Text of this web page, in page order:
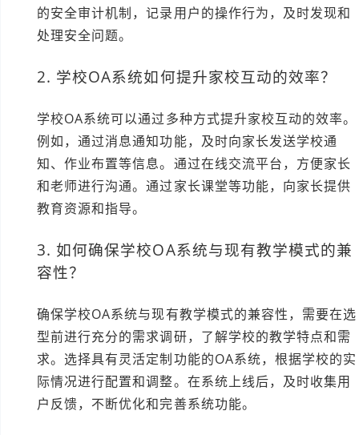
的安全审计机制，记录用户的操作行为，及时发现和
处理安全问题。
2. 学校OA系统如何提升家校互动的效率？
学校OA系统可以通过多种方式提升家校互动的效率。
例如，通过消息通知功能，及时向家长发送学校通
知、作业布置等信息。通过在线交流平台，方便家长
和老师进行沟通。通过家长课堂等功能，向家长提供
教育资源和指导。
3. 如何确保学校OA系统与现有教学模式的兼
容性？
确保学校OA系统与现有教学模式的兼容性，需要在选
型前进行充分的需求调研，了解学校的教学特点和需
求。选择具有灵活定制功能的OA系统，根据学校的实
际情况进行配置和调整。在系统上线后，及时收集用
户反馈，不断优化和完善系统功能。